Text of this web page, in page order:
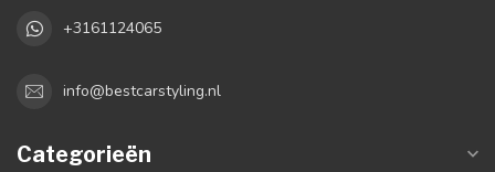
+3161124065
info@bestcarstyling.nl
Categorieën